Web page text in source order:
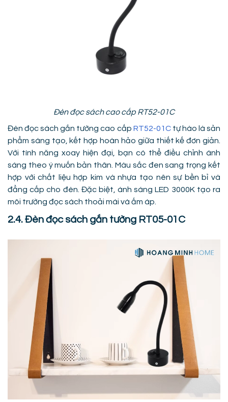
Đèn đọc sách cao cấp RT52-01C
Đèn đọc sách gắn tường cao cấp RT52-01Ctự hào là sản
phẩm sáng tạo, kết hợp hoàn hảo giữa thiết kế đơn giản.
Với tính năng xoay hiện đại, bạn có thể điều chỉnh ánh
sáng theo ý muốn bản thân. Màu sắc đen sang trọng kết
hợp với chất liệu hợp kim và nhựa tạo nên sự bền bỉ và
đẳng cấp cho đèn. Đặc biệt, ánh sáng LED 3000K tạo ra
môi trường đọc sách thoải mái và ấm áp.
2.4. Đèn đọc sách gắn tường RT05-01C